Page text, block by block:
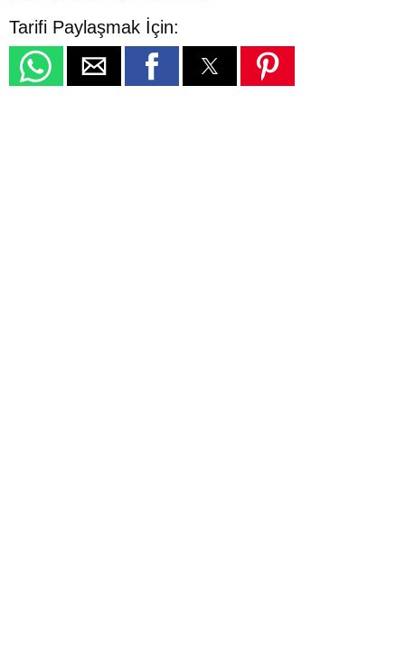
Tarifi Paylaşmak İçin: